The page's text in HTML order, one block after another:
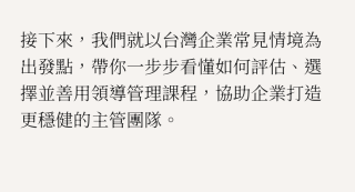
接下來，我們就以台灣企業常見情境為
出發點，帶你一步步看懂如何評估、選
擇並善用領導管理課程，協助企業打造
更穩健的主管團隊。